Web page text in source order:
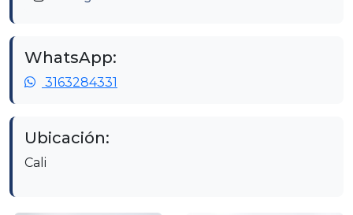
WhatsApp:
3163284331
Ubicación:
Cali